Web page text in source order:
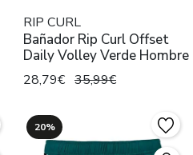
RIP CURL
Bañador Rip Curl Offset
Daily Volley Verde Hombre
28,79€ 35,99€
20%